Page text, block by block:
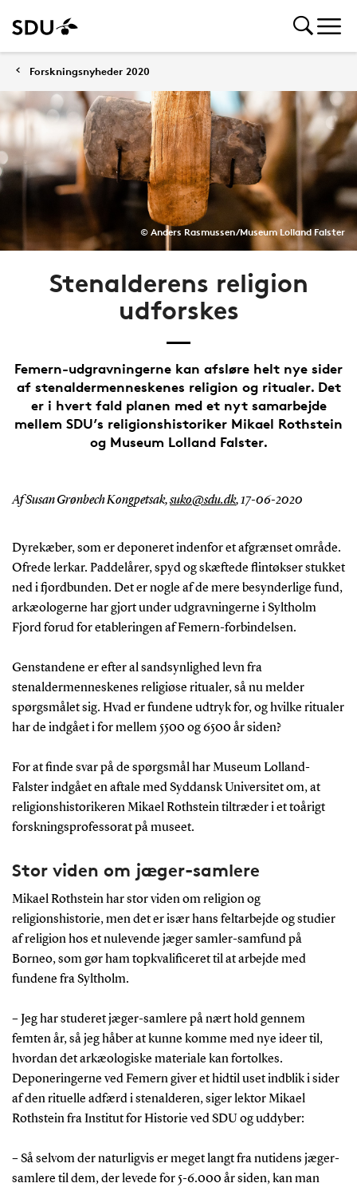
Forskningsnyheder 2020
© Anders Rasmussen/Museum Lolland Falster
Stenalderens religion
udforskes
Femern-udgravningerne kan afsløre helt nye sider
af stenaldermenneskenes religion og ritualer. Det
er i hvert fald planen med et nyt samarbejde
mellem SDU’s religionshistoriker Mikael Rothstein
og Museum Lolland Falster.
Af Susan Grønbech Kongpetsak,suko@sdu.dk,17-06-2020
Dyrekæber, som er deponeret indenfor et afgrænset område.
Ofrede lerkar. Paddelårer, spyd og skæftede flintøkser stukket
ned i fjordbunden. Det er nogle af de mere besynderlige fund,
arkæologerne har gjort under udgravningerne i Syltholm
Fjord forud for etableringen af Femern-forbindelsen.
Genstandene er efter al sandsynlighed levn fra
stenaldermenneskenes religiøse ritualer, så nu melder
spørgsmålet sig. Hvad er fundene udtryk for, og hvilke ritualer
har de indgået i for mellem 5500 og 6500 år siden?
For at finde svar på de spørgsmål har Museum Lolland-
Falster indgået en aftale med Syddansk Universitet om, at
religionshistorikeren Mikael Rothstein tiltræder i et toårigt
forskningsprofessorat på museet.
Stor viden om jæger-samlere
Mikael Rothstein har stor viden om religion og
religionshistorie, men det er især hans feltarbejde og studier
af religion hos et nulevende jæger samler-samfund på
Borneo, som gør ham topkvalificeret til at arbejde med
fundene fra Syltholm.
– Jeg har studeret jæger-samlere på nært hold gennem
femten år, så jeg håber at kunne komme med nye ideer til,
hvordan det arkæologiske materiale kan fortolkes.
Deponeringerne ved Femern giver et hidtil uset indblik i sider
af den rituelle adfærd i stenalderen, siger lektor Mikael
Rothstein fra Institut for Historie ved SDU og uddyber:
– Så selvom der naturligvis er meget langt fra nutidens jæger-
samlere til dem, der levede for 5-6.000 år siden, kan man